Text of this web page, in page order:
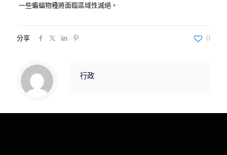
一些蝙蝠物種將面臨區域性滅絕。
分享 0
行政